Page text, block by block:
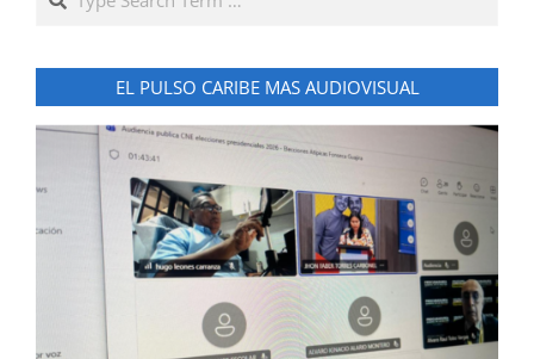
EL PULSO CARIBE MAS AUDIOVISUAL